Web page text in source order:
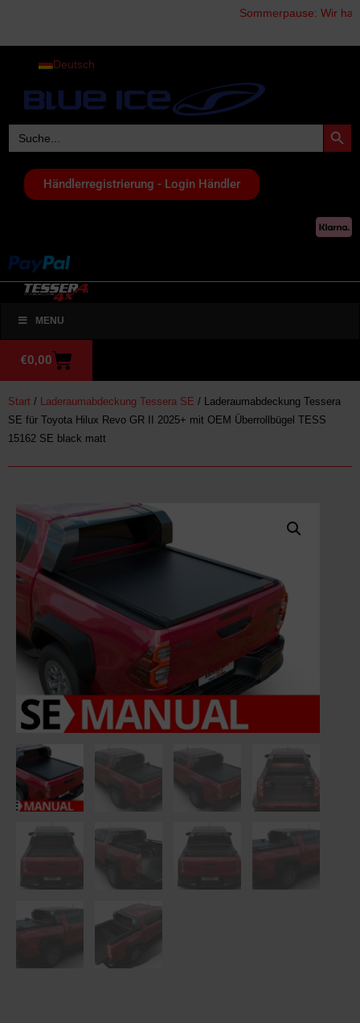
Sommerpause: Wir
Deutsch
Search
for:
Search Button
Händlerregistrierung - Login Händler
MENU
€0,00
Start / Laderaumabdeckung Tessera SE / Laderaumabdeckung Tessera
SE für Toyota Hilux Revo GR II 2025+ mit OEM Überrollbügel TESS
15162 SE black matt